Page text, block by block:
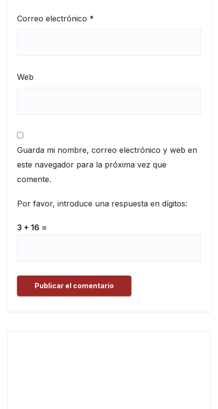
Correo electrónico *
Web
Guarda mi nombre, correo electrónico y web en
este navegador para la próxima vez que
comente.
Por favor, introduce una respuesta en dígitos:
3 + 16 =